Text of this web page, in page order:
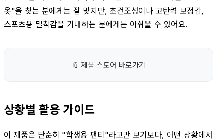
옷"을 찾는 분에게는 잘 맞지만, 초건조성이나 고탄력 보정감,
스포츠용 밀착감을 기대하는 분에게는 아쉬울 수 있어요.
📎 제품 스토어 바로가기
상황별 활용 가이드
이 제품은 단순히 "학생용 팬티"라고만 보기보다, 어떤 상황에서